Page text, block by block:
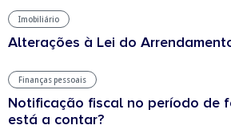
Imobiliário
Alterações à Lei do
Finanças pessoais
Notificação fiscal no período de
está a contar?